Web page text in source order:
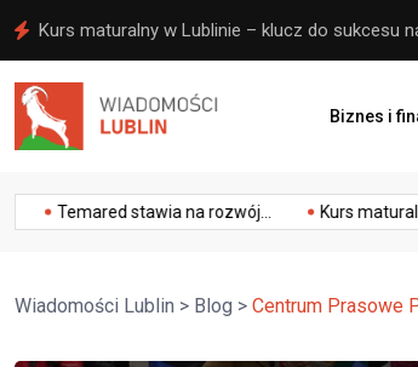
Ełk: Szybka reakcja pomogła uratować życie
Biznes i
stawia na rozwój... Kurs maturalny w
zwłaszcza w postaci wyrównywania szans
Wiadomości Lublin > Blog > Centrum Prasowe